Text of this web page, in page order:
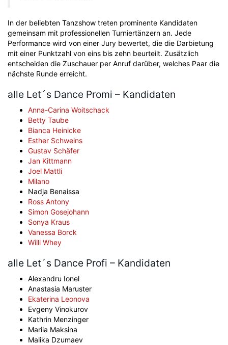
In der beliebten Tanzshow treten prominente Kandidaten
gemeinsam mit professionellen Turniertänzern an. Jede
Performance wird von einer Jury bewertet, die die Darbietung
mit einer Punktzahl von eins bis zehn beurteilt. Zusätzlich
entscheiden die Zuschauer per Anruf darüber, welches Paar die
nächste Runde erreicht.
alle Let´s Dance Promi – Kandidaten
Anna-Carina Woitschack
Betty Taube
Bianca Heinicke
Esther Schweins
Gustav Schäfer
Jan Kittmann
Joel Mattli
Milano
Nadja Benaissa
Ross Antony
Simon Gosejohann
Sonya Kraus
Vanessa Borck
Willi Whey
alle Let´s Dance Profi – Kandidaten
Alexandru Ionel
Anastasia Maruster
Ekaterina Leonova
Evgeny Vinokurov
Kathrin Menzinger
Mariia Maksina
Malika Dzumaev